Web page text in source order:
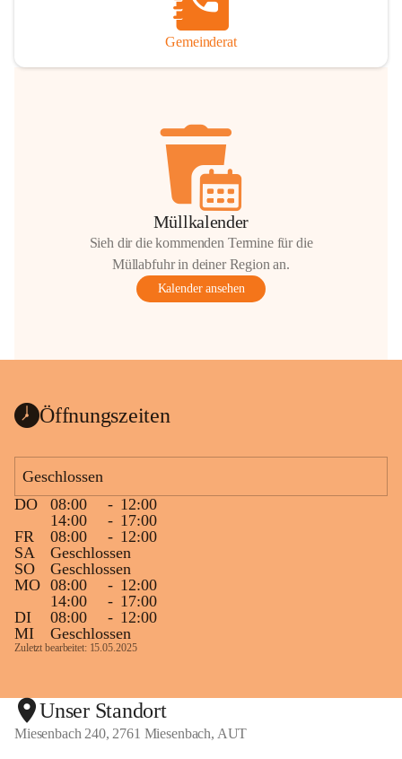
Gemeinderat
Müllkalender
Sieh dir die kommenden Termine für die
Müllabfuhr in deiner Region an.
Kalender ansehen
Öffnungszeiten
Geschlossen
DO
08:00 - 12:00
14:00
- 17:00
FR
08:00 - 12:00
SA
Geschlossen
SO
Geschlossen
MO 08:00 - 12:00
14:00
- 17:00
DI
08:00 - 12:00
MI
Geschlossen
Zuletzt bearbeitet: 15.05.2025
Unser Standort
Miesenbach 240, 2761 Miesenbach, AUT